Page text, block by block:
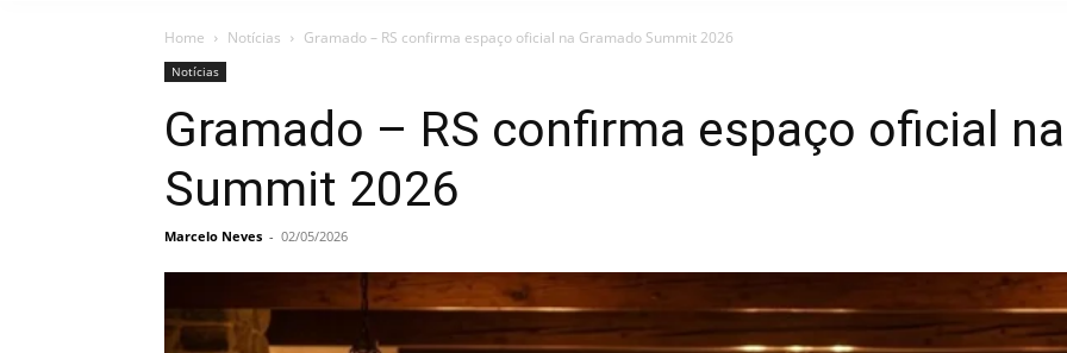
Home Notícias Gramado – RS confirma espaço oficial na Gramado Summit 2026
Notícias
Gramado – RS confirma espaço oficial
Summit 2026
Marcelo Neves - 02/05/2026